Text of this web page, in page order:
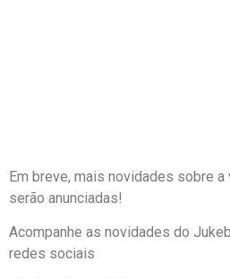
Em breve, mais novidades sobre
serão anunciadas!
Acompanhe as novidades do
redes sociais